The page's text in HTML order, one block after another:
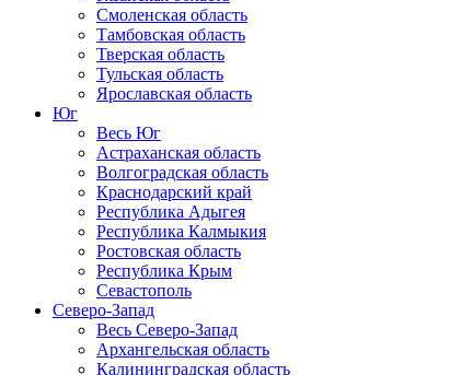
Смоленская область
Тамбовская область
Тверская область
Тульская область
Ярославская область
Юг
Весь Юг
Астраханская область
Волгоградская область
Краснодарский край
Республика Адыгея
Республика Калмыкия
Ростовская область
Республика Крым
Севастополь
Северо-Запад
Весь Северо-Запад
Архангельская область
Калининградская область